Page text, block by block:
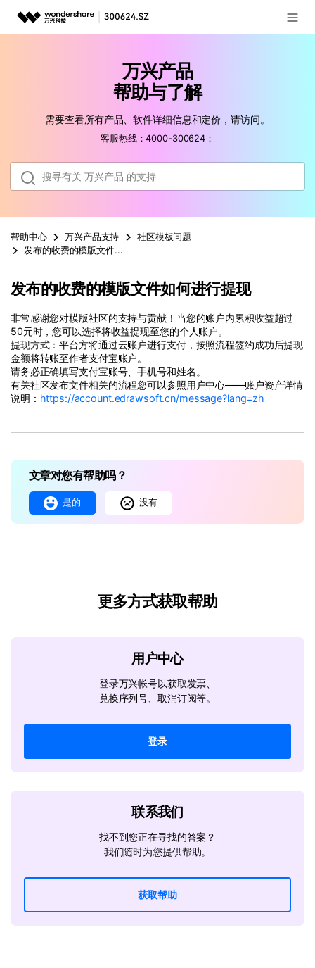
新闻中心
加入我们
客服热线：4000-300624
万兴产品
帮助与了解
需要查看所有产品、软件详细信息和定价，请访问。
客服热线：4000-300624；
帮助中心 万兴产品支持
社区模板问题
发布的收费的模版文件如何进行提现
发布的收费的模版文件如何进行提现
非常感谢您对模版社区的支持与贡献！当您的账户内累积收益超过
50元时，您可以选择将收益提现至您的个人账户。
提现方式：平台方将通过云账户进行支付，按照流程签约成功后提现
金额将转账至作者支付宝账户。
请务必正确填写支付宝账号、手机号和姓名。
有关社区发布文件相关的流程您可以参照用户中心——账户资产详情
说明： https://account.edrawsoft.cn/message?lang=zh
文章对您有帮助吗？
是的 没有
更多方式获取帮助
用户中心
登录万兴帐号以获取发票、
兑换序列号、取消订阅等。
登录
联系我们
找不到您正在寻找的答案？
我们随时为您提供帮助。
获取帮助